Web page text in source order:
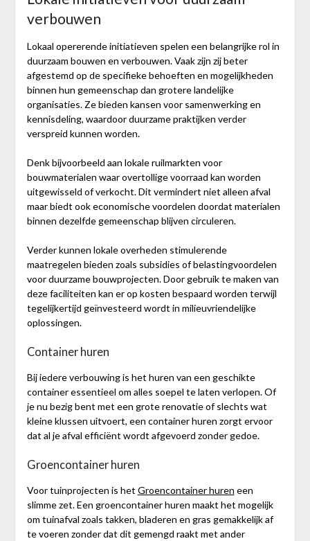
verbouwen
Lokaal opererende initiatieven spelen een belangrijke rol in
duurzaam bouwen en verbouwen. Vaak zijn zij beter
afgestemd op de specifieke behoeften en mogelijkheden
binnen hun gemeenschap dan grotere landelijke
organisaties. Ze bieden kansen voor samenwerking en
kennisdeling, waardoor duurzame praktijken verder
verspreid kunnen worden.
Denk bijvoorbeeld aan lokale ruilmarkten voor
bouwmaterialen waar overtollige voorraad kan worden
uitgewisseld of verkocht. Dit vermindert niet alleen afval
maar biedt ook economische voordelen doordat materialen
binnen dezelfde gemeenschap blijven circuleren.
Verder kunnen lokale overheden stimulerende
maatregelen bieden zoals subsidies of belastingvoordelen
voor duurzame bouwprojecten. Door gebruik te maken van
deze faciliteiten kan er op kosten bespaard worden terwijl
tegelijkertijd geïnvesteerd wordt in milieuvriendelijke
oplossingen.
Container huren
Bij iedere verbouwing is het huren van een geschikte
container essentieel om alles soepel te laten verlopen. Of
je nu bezig bent met een grote renovatie of slechts wat
kleine klussen uitvoert, een container huren zorgt ervoor
dat al je afval efficiënt wordt afgevoerd zonder gedoe.
Groencontainer huren
Voor tuinprojecten is het Groencontainer huren een
slimme zet. Een groencontainer huren maakt het mogelijk
om tuinafval zoals takken, bladeren en gras gemakkelijk af
te voeren zonder dat dit gemengd raakt met ander